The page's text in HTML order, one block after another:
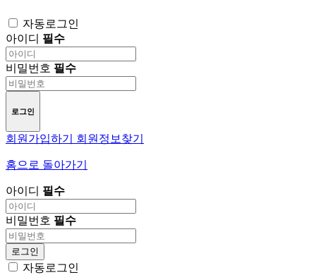
자동로그인
아이디 필수
비밀번호 필수
로그인
회원가입하기 회원정보찾기
홈으로 돌아가기
아이디 필수
비밀번호 필수
로그인
자동로그인